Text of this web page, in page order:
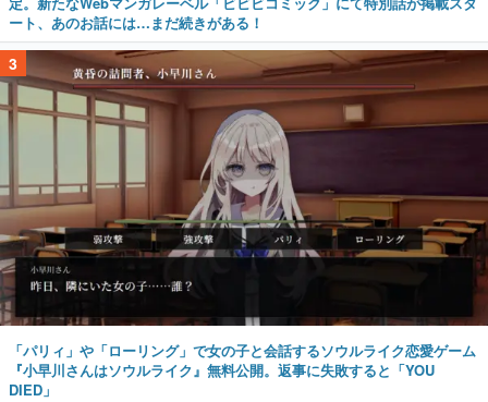
ート、あのお話には…まだ続きがある！
3
「パリィ」や「ローリング」で女の子と会話するソウルライク恋愛ゲーム
『小早川さんはソウルライク』無料公開。返事に失敗すると「YOU
DIED」